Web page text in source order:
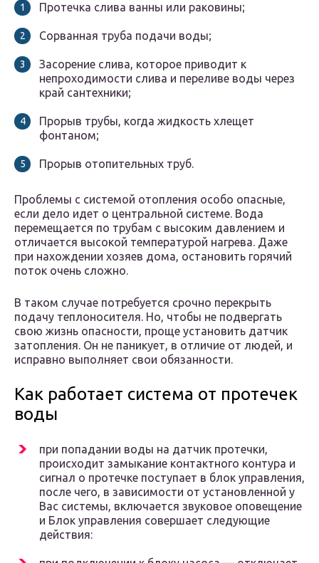
Протечка слива ванны или раковины;
Сорванная труба подачи воды;
Засорение слива, которое приводит к
непроходимости слива и переливе воды через
край сантехники;
Прорыв трубы, когда жидкость хлещет
фонтаном;
Прорыв отопительных труб.
Проблемы с системой отопления особо опасные,
если дело идет о центральной системе. Вода
перемещается по трубам с высоким давлением и
отличается высокой температурой нагрева. Даже
при нахождении хозяев дома, остановить горячий
поток очень сложно.
В таком случае потребуется срочно перекрыть
подачу теплоносителя. Но, чтобы не подвергать
свою жизнь опасности, проще установить датчик
затопления. Он не паникует, в отличие от людей, и
исправно выполняет свои обязанности.
Как работает система от протечек
воды
при попадании воды на датчик протечки,
происходит замыкание контактного контура и
сигнал о протечке поступает в блок управления,
после чего, в зависимости от установленной у
Вас системы, включается звуковое оповещение
и Блок управления совершает следующие
действия: